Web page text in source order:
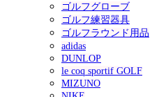
ゴルフグローブ
ゴルフ練習器具
ゴルフラウンド用品
adidas
DUNLOP
le coq sportif GOLF
MIZUNO